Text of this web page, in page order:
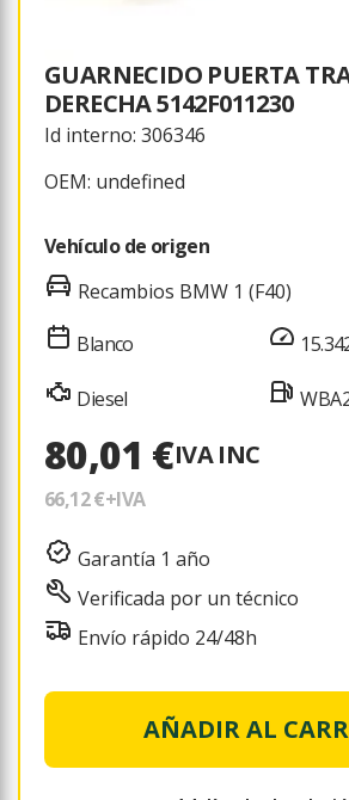
GUARNECIDO PUERTA
DERECHA 5142F011230
Id interno: 306346
OEM: undefined
Vehículo de origen
Recambios BMW 1 (F40)
Blanco
Diesel
80,01 €IVA INC
66,12 €+IVA
Garantía 1 año
Verificada por un técnico
Envío rápido 24/48h
AÑADIR AL